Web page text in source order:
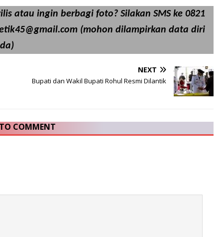
atau ingin berbagi foto? Silakan SMS ke 0821
(mohon dilampirkan data diri
NEXT
Bupati dan Wakil Bupati Rohul Resmi Dilantik
COMMENT